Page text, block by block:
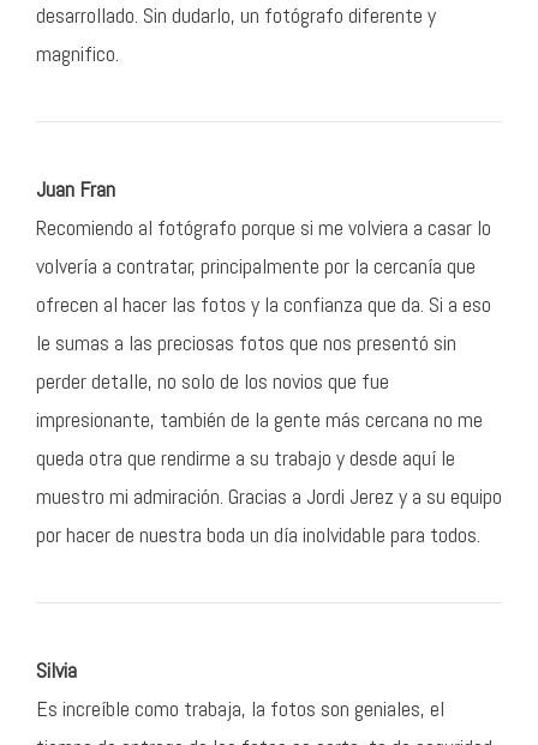
desarrollado. Sin dudarlo, un fotógrafo diferente y
magnifico.
Juan Fran
Recomiendo al fotógrafo porque si me volviera a casar lo
volvería a contratar, principalmente por la cercanía que
ofrecen al hacer las fotos y la confianza que da. Si a eso
le sumas a las preciosas fotos que nos presentó sin
perder detalle, no solo de los novios que fue
impresionante, también de la gente más cercana no me
queda otra que rendirme a su trabajo y desde aquí le
muestro mi admiración. Gracias a Jordi Jerez y a su equipo
por hacer de nuestra boda un día inolvidable para todos.
Silvia
Es increíble como trabaja, la fotos son geniales, el